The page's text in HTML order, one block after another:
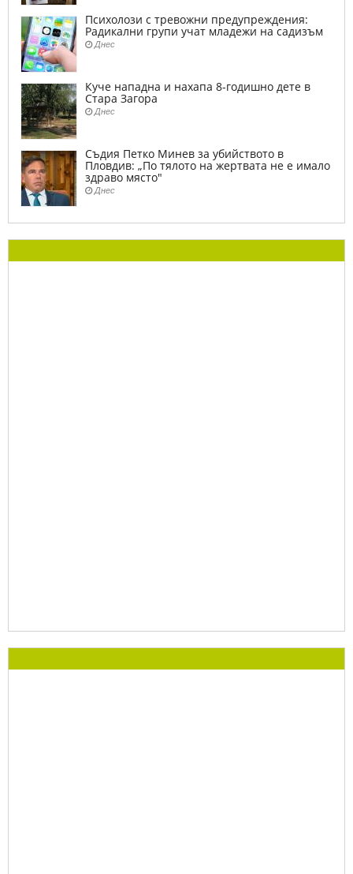
Психолози с тревожни предупреждения:
Радикални групи учат младежи на садизъм
Днес
Куче нападна и нахапа 8-годишно дете в
Стара Загора
Днес
Съдия Петко Минев за убийството в
Пловдив: „По тялото на жертвата не е имало
здраво място"
Днес